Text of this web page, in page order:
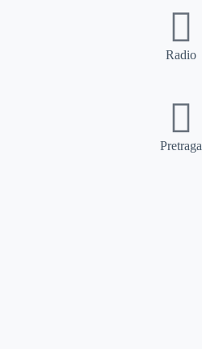
Radio
Pretraga